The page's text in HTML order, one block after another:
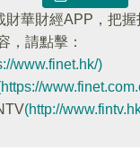
財華財經APP，把握
，請點擊：
www.finet.hk/)
(http://